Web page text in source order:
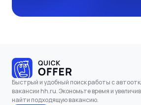
Быстрый и удобный поиск работы с
вакансии hh.ru. Экономьте время и
найти подходящую вакансию.